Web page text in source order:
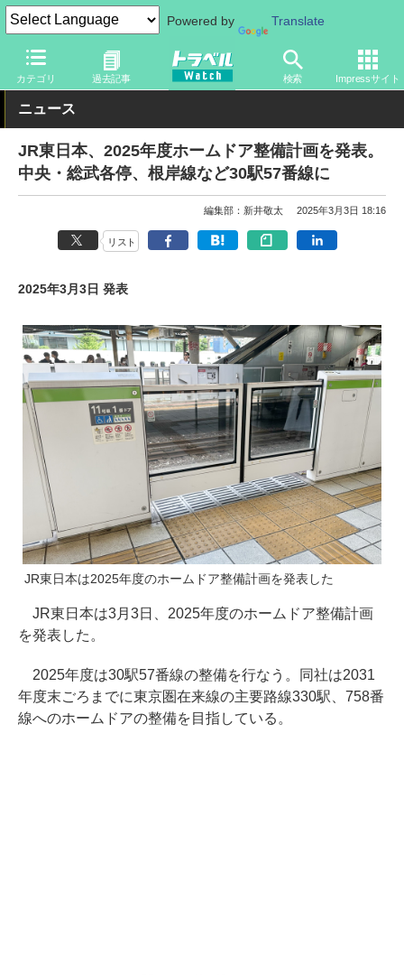
Powered by Translate
カテゴリ 過去記事 検索 Impressサイト
トラベル Watch 企業・政府・官庁 鉄道 JR
ニュース
JR東日本、2025年度ホームドア整備計画を発表。
中央・総武各停、根岸線など30駅57番線に
編集部：新井敬太 2025年3月3日 18:16
リスト
2025年3月3日 発表
JR東日本は2025年度のホームドア整備計画を発表した
JR東日本は3月3日、2025年度のホームドア整備計画
を発表した。
2025年度は30駅57番線の整備を行なう。同社は2031
年度末ごろまでに東京圏在来線の主要路線330駅、758番
線へのホームドアの整備を目指している。